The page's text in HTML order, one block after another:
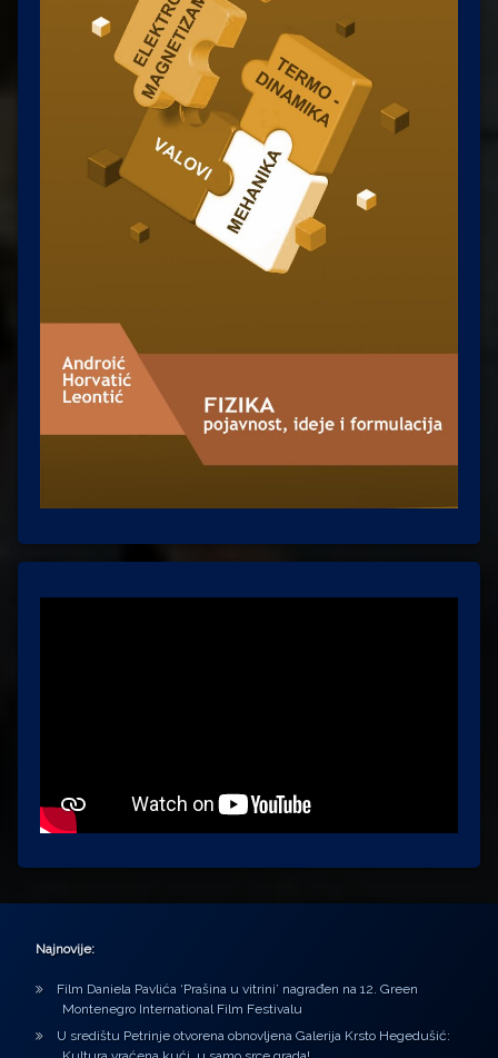
Najnovije:
Film Daniela Pavlića ‘Prašina u vitrini’ nagrađen na 12. Green
Montenegro International Film Festivalu
U središtu Petrinje otvorena obnovljena Galerija Krsto Hegedušić: